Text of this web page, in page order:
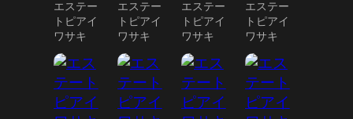
エステー
トピアイ
ワサキ
エステー
トピアイ
ワサキ
エステー
トピアイ
ワサキ
エステー
トピアイ
ワサキ